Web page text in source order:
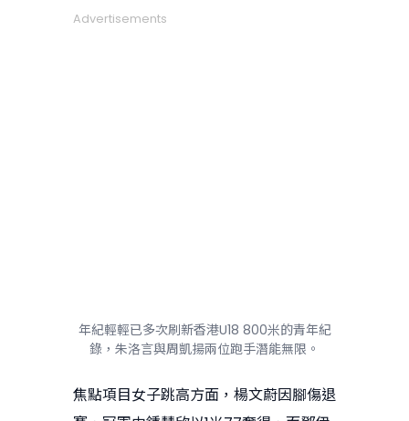
Advertisements
年紀輕輕已多次刷新香港U18 800米的青年紀
錄，朱洛言與周凱揚兩位跑手潛能無限。
焦點項目女子跳高方面，楊文蔚因腳傷退